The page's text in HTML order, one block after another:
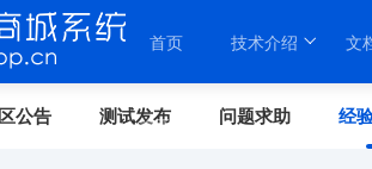
首页 技术介绍 文
关于我们
公告 测试发布 问题求助 经